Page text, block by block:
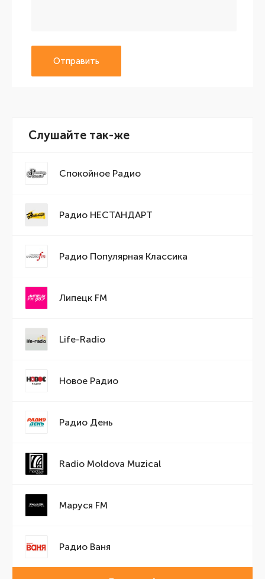
Отправить
Слушайте так-же
Спокойное Радио
Радио НЕСТАНДАРТ
Радио Популярная Классика
Липецк FM
Life-Radio
Новое Радио
Радио День
Radio Moldova Muzical
Маруся FM
Радио Ваня